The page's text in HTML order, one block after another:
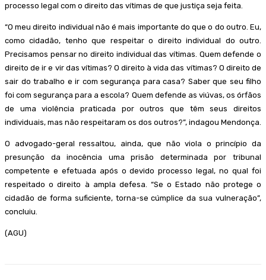
processo legal com o direito das vítimas de que justiça seja feita.
“O meu direito individual não é mais importante do que o do outro. Eu,
como cidadão, tenho que respeitar o direito individual do outro.
Precisamos pensar no direito individual das vítimas. Quem defende o
direito de ir e vir das vítimas? O direito à vida das vítimas? O direito de
sair do trabalho e ir com segurança para casa? Saber que seu filho
foi com segurança para a escola? Quem defende as viúvas, os órfãos
de uma violência praticada por outros que têm seus direitos
individuais, mas não respeitaram os dos outros?”, indagou Mendonça.
O advogado-geral ressaltou, ainda, que não viola o princípio da
presunção da inocência uma prisão determinada por tribunal
competente e efetuada após o devido processo legal, no qual foi
respeitado o direito à ampla defesa. “Se o Estado não protege o
cidadão de forma suficiente, torna-se cúmplice da sua vulneração”,
concluiu.
(AGU)